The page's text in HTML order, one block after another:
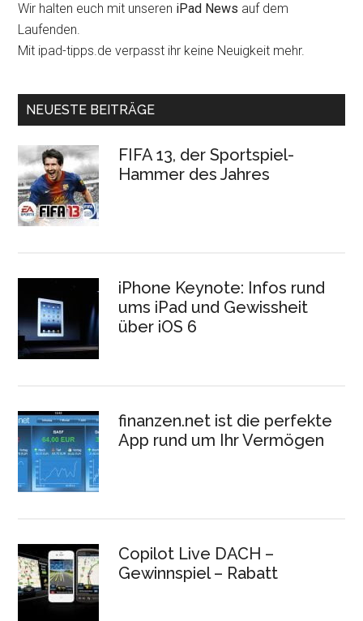
Wir halten euch mit unseren iPad News auf dem
Laufenden.
Mit ipad-tipps.de verpasst ihr keine Neuigkeit mehr.
NEUESTE BEITRÄGE
FIFA 13, der Sportspiel-
Hammer des Jahres
iPhone Keynote: Infos rund
ums iPad und Gewissheit
über iOS 6
finanzen.net ist die perfekte
App rund um Ihr Vermögen
Copilot Live DACH –
Gewinnspiel – Rabatt